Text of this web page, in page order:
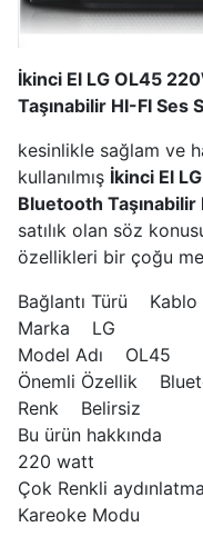
İkinci El LG OL45
Taşınabilir HI-FI Ses
kesinlikle sağlam ve
kullanılmış İkinci El
Bluetooth Taşınabilir
satılık olan söz
özellikleri bir çoğu
Bağlantı Türü Kablo
Marka LG
Model Adı OL45
Önemli Özellik
Renk Belirsiz
Bu ürün hakkında
220 watt
Çok Renkli aydınlatma
Kareoke Modu